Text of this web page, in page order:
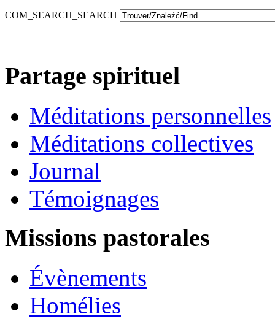
COM_SEARCH_SEARCH
Partage spirituel
Méditations personnelles
Méditations collectives
Journal
Témoignages
Missions pastorales
Évènements
Homélies